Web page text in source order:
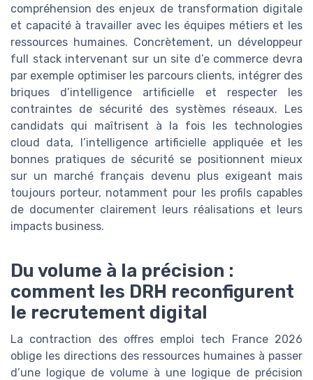
compréhension des enjeux de transformation digitale
et capacité à travailler avec les équipes métiers et les
ressources humaines. Concrètement, un développeur
full stack intervenant sur un site d’e commerce devra
par exemple optimiser les parcours clients, intégrer des
briques d’intelligence artificielle et respecter les
contraintes de sécurité des systèmes réseaux. Les
candidats qui maîtrisent à la fois les technologies
cloud data, l’intelligence artificielle appliquée et les
bonnes pratiques de sécurité se positionnent mieux
sur un marché français devenu plus exigeant mais
toujours porteur, notamment pour les profils capables
de documenter clairement leurs réalisations et leurs
impacts business.
Du volume à la précision :
comment les DRH reconfigurent
le recrutement digital
La contraction des offres emploi tech France 2026
oblige les directions des ressources humaines à passer
d’une logique de volume à une logique de précision